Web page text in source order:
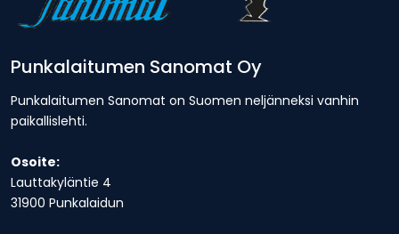
Punkalaitumen Sanomat Oy
Punkalaitumen Sanomat on Suomen neljänneksi vanhin
paikallislehti.
Osoite:
Lauttakyläntie 4
31900 Punkalaidun